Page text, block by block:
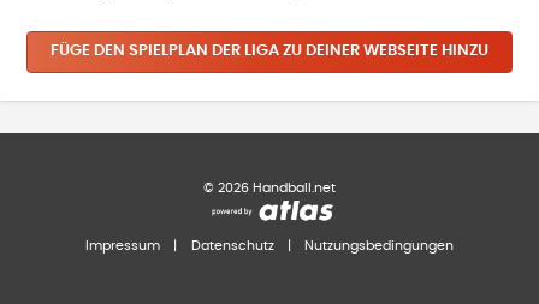
FÜGE DEN SPIELPLAN DER LIGA ZU DEINER WEBSEITE HINZU
© 2026 Handball.net
Impressum Datenschutz Nutzungsbedingungen